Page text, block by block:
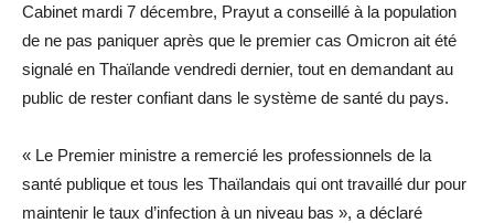
Cabinet mardi 7 décembre, Prayut a conseillé à la population
de ne pas paniquer après que le premier cas Omicron ait été
signalé en Thaïlande vendredi dernier, tout en demandant au
public de rester confiant dans le système de santé du pays.
« Le Premier ministre a remercié les professionnels de la
santé publique et tous les Thaïlandais qui ont travaillé dur pour
maintenir le taux d’infection à un niveau bas », a déclaré